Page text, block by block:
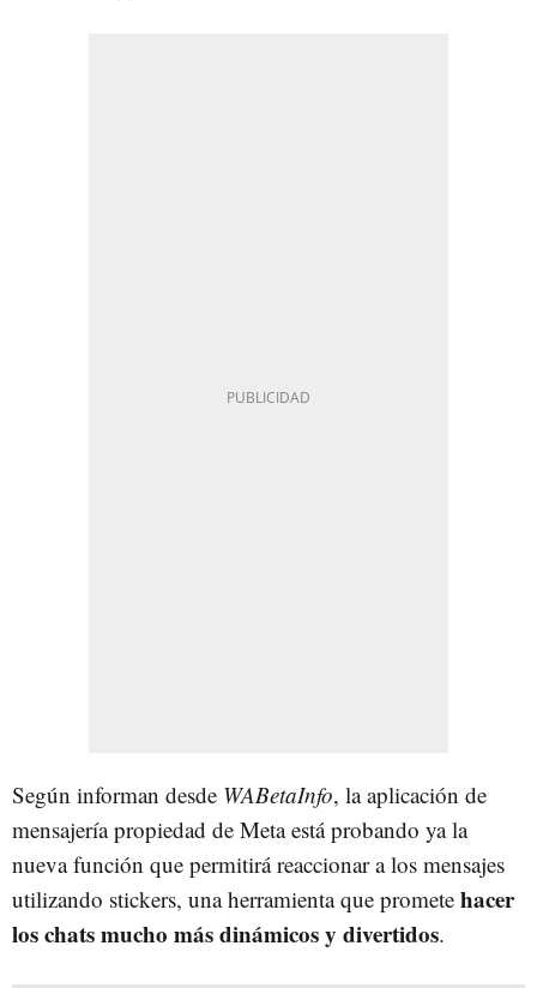
Según informan desde WABetaInfo, la aplicación de
mensajería propiedad de Meta está probando ya la
nueva función que permitirá reaccionar a los mensajes
utilizando stickers, una herramienta que promete hacer
los chats mucho más dinámicos y divertidos.